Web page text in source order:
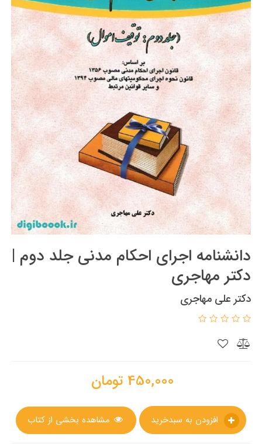
دانشنامه اجرای احکام مدنی جلد دوم |
دکتر مهاجری
دکتر علی مهاجری
450,000 تومان
مشاهده بخشی از کتاب